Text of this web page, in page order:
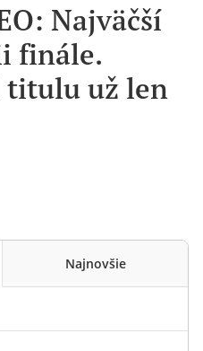
Najväčší
finále.
titulu už len
Najnovšie